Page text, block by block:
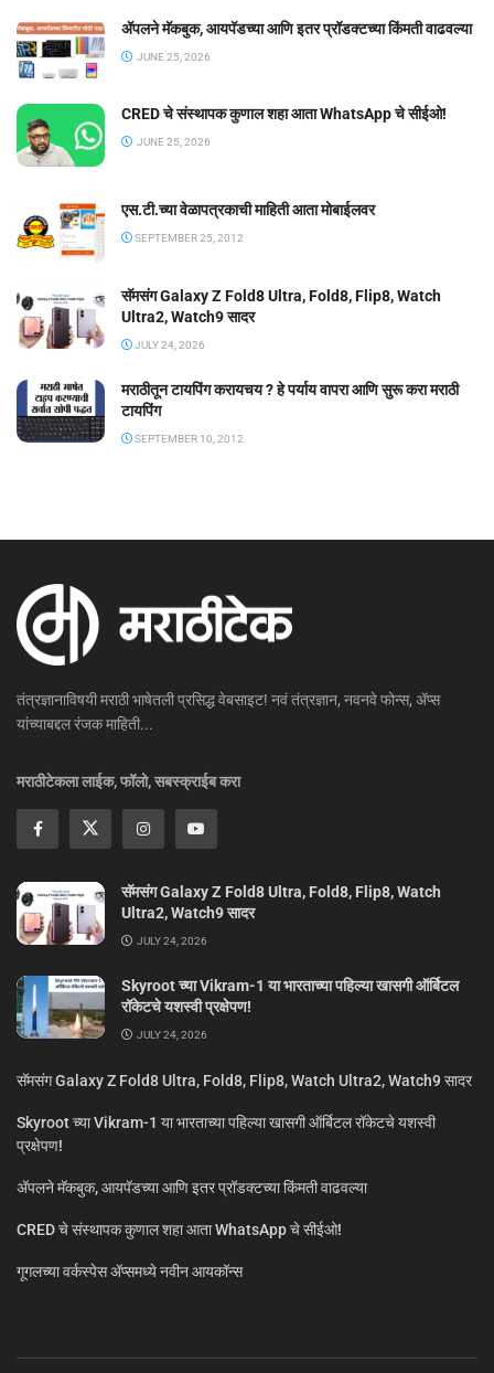
ॲपलने मॅकबुक, आयपॅडच्या आणि इतर प्रॉडक्टच्या किंमती वाढवल्या
JUNE 25, 2026
CRED चे संस्थापक कुणाल शहा आता WhatsApp चे सीईओ!
JUNE 25, 2026
एस.टी.च्या वेळापत्रकाची माहिती आता मोबाईलवर
SEPTEMBER 25, 2012
सॅमसंग Galaxy Z Fold8 Ultra, Fold8, Flip8, Watch
Ultra2, Watch9 सादर
JULY 24, 2026
मराठीतून टायपिंग करायचय ? हे पर्याय वापरा आणि सुरू करा मराठी
टायपिंग
SEPTEMBER 10, 2012
तंत्रज्ञानाविषयी मराठी भाषेतली प्रसिद्ध वेबसाइट! नवं तंत्रज्ञान, नवनवे फोन्स, ॲप्स
यांच्याबद्दल रंजक माहिती...
मराठीटेकला लाईक, फॉलो, सबस्क्राईब करा
सॅमसंग Galaxy Z Fold8 Ultra, Fold8, Flip8, Watch
Ultra2, Watch9 सादर
JULY 24, 2026
Skyroot च्या Vikram-1 या भारताच्या पहिल्या खासगी ऑर्बिटल
रॉकेटचे यशस्वी प्रक्षेपण!
JULY 24, 2026
सॅमसंग Galaxy Z Fold8 Ultra, Fold8, Flip8, Watch Ultra2, Watch9 सादर
Skyroot च्या Vikram-1 या भारताच्या पहिल्या खासगी ऑर्बिटल रॉकेटचे यशस्वी
प्रक्षेपण!
ॲपलने मॅकबुक, आयपॅडच्या आणि इतर प्रॉडक्टच्या किंमती वाढवल्या
CRED चे संस्थापक कुणाल शहा आता WhatsApp चे सीईओ!
गूगलच्या वर्कस्पेस अ‍ॅप्समध्ये नवीन आयकॉन्स